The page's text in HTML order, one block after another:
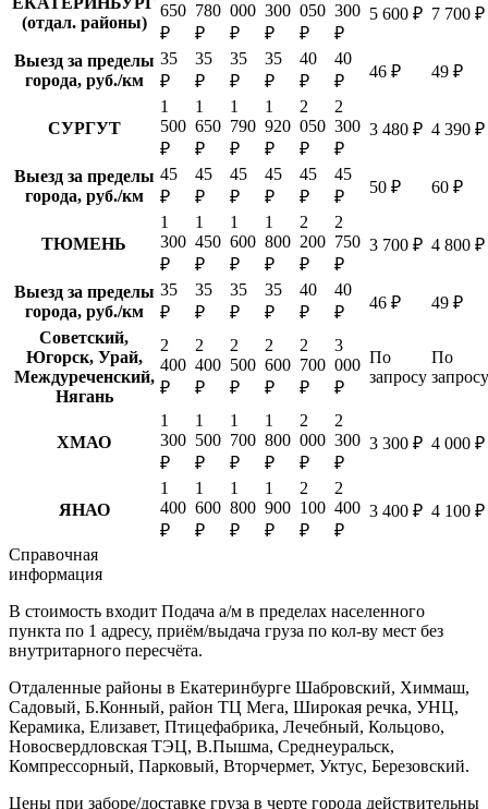
(отдал. районы)
650
₽
780
₽
000
₽
300
₽
050
₽
300
₽
5 600 ₽ 7 700 ₽
Выезд за пределы
города, руб./км
35
₽
35
₽
35
₽
35
₽
40
₽
40
₽
46 ₽ 49 ₽
СУРГУТ
1
500
₽
1
650
₽
1
790
₽
1
920
₽
2
050
₽
2
300
₽
3 480 ₽ 4 390 ₽
Выезд за пределы
города, руб./км
45
₽
45
₽
45
₽
45
₽
45
₽
45
₽
50 ₽ 60 ₽
ТЮМЕНЬ
1
300
₽
1
450
₽
1
600
₽
1
800
₽
2
200
₽
2
750
₽
3 700 ₽ 4 800 ₽
Выезд за пределы
города, руб./км
35
₽
35
₽
35
₽
35
₽
40
₽
40
₽
46 ₽
49 ₽
Советский,
Югорск, Урай,
Междуреченский,
Нягань
2
400
₽
2
400
₽
2
500
₽
2
600
₽
2
700
₽
3
000
₽
По
запросу
По
запросу
ХМАО
1
300
₽
1
500
₽
1
700
₽
1
800
₽
2
000
₽
2
300
₽
3 300 ₽ 4 000 ₽
ЯНАО
1
400
₽
1
600
₽
1
800
₽
1
900
₽
2
100
₽
2
400
₽
3 400 ₽ 4 100 ₽
Справочная
информация
В стоимость входит Подача а/м в пределах населенного
пункта по 1 адресу, приём/выдача груза по кол-ву мест без
внутритарного пересчёта.
Отдаленные районы в Екатеринбурге Шабровский, Химмаш,
Садовый, Б.Конный, район ТЦ Мега, Широкая речка, УНЦ,
Керамика, Елизавет, Птицефабрика, Лечебный, Кольцово,
Новосвердловская ТЭЦ, В.Пышма, Среднеуральск,
Компрессорный, Парковый, Вторчермет, Уктус, Березовский.
Цены при заборе/доставке груза в черте города действительны